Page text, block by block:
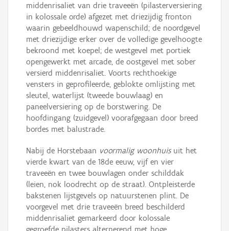
middenrisaliet van drie traveeën (pilasterversiering
in kolossale orde) afgezet met driezijdig fronton
waarin gebeeldhouwd wapenschild; de noordgevel
met driezijdige erker over de volledige gevelhoogte
bekroond met koepel; de westgevel met portiek
opengewerkt met arcade, de oostgevel met sober
versierd middenrisaliet. Voorts rechthoekige
vensters in geprofileerde, geblokte omlijsting met
sleutel, waterlijst (tweede bouwlaag) en
paneelversiering op de borstwering. De
hoofdingang (zuidgevel) voorafgegaan door breed
bordes met balustrade.
Nabij de Horstebaan voormalig woonhuisuit het
vierde kwart van de 18de eeuw, vijf en vier
traveeën en twee bouwlagen onder schilddak
(leien, nok loodrecht op de straat). Ontpleisterde
bakstenen lijstgevels op natuurstenen plint. De
voorgevel met drie traveeën breed beschilderd
middenrisaliet gemarkeerd door kolossale